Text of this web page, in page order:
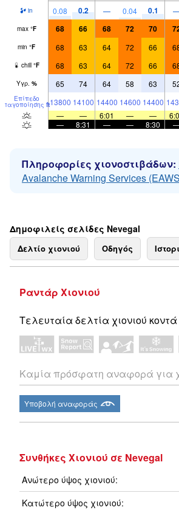
in 0.08 0.2 — 0.04 0.1
max °F 68 66 68 72 70
min °F 68 63 64 72 66
chill °F 68 63 64 72 66
Υγρ. % 65 74 64 58 63
Επίπεδο
παγοποίησης ft13800 14100 14400 14600 14400
—
— 6:01 — —
—
8:31 — — 8:30
Πληροφορίες χιονοστιβάδων:
Avalanche Warning Services
Δημοφιλείς σελίδες Nevegal
Δελτίο χιονιού Οδηγός
Ραντάρ Χιονιού
Τελευταία δελτία χιονιού
Καμία πρόσφατη αναφορά για
Υποβολή αναφοράς
Συνθήκες Χιονιού σε Nevegal
Ανώτερο ύψος χιονιού:
Κατώτερο ύψος χιονιού: